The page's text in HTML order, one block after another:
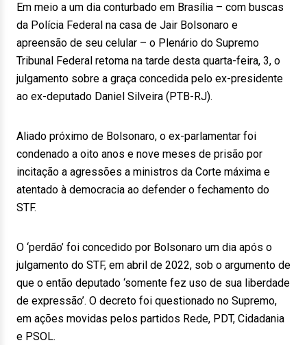
Em meio a um dia conturbado em Brasília – com buscas
da Polícia Federal na casa de Jair Bolsonaro e
apreensão de seu celular – o Plenário do Supremo
Tribunal Federal retoma na tarde desta quarta-feira, 3, o
julgamento sobre a graça concedida pelo ex-presidente
ao ex-deputado Daniel Silveira (PTB-RJ).
Aliado próximo de Bolsonaro, o ex-parlamentar foi
condenado a oito anos e nove meses de prisão por
incitação a agressões a ministros da Corte máxima e
atentado à democracia ao defender o fechamento do
STF.
O ‘perdão’ foi concedido por Bolsonaro um dia após o
julgamento do STF, em abril de 2022, sob o argumento de
que o então deputado ‘somente fez uso de sua liberdade
de expressão’. O decreto foi questionado no Supremo,
em ações movidas pelos partidos Rede, PDT, Cidadania
e PSOL.